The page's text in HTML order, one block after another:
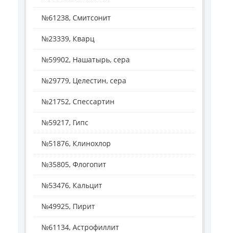
№61238, Смитсонит
№23339, Кварц
№59902, Нашатырь, сера
№29779, Целестин, сера
№21752, Спессартин
№59217, Гипс
№51876, Клинохлор
№35805, Флогопит
№53476, Кальцит
№49925, Пирит
№61134, Астрофиллит